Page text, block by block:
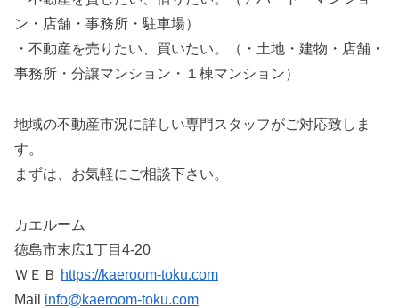
ン・店舗・事務所・駐車場）
・不動産を売りたい、買いたい。（・土地・建物・店舗・
事務所・分譲マンション・１棟マンション）
地域の不動産市況に詳しい専門スタッフがご対応致しま
す。
まずは、お気軽にご相談下さい。
カエルーム
徳島市末広1丁目4-20
ＷＥＢ https://kaeroom-toku.com
Mail info@kaeroom-toku.com